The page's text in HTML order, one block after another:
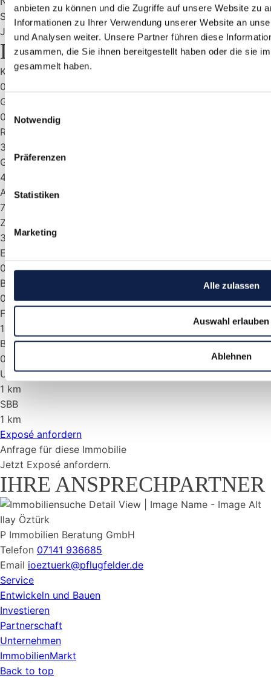
anbieten zu können und die Zugriffe auf unsere Website zu
Informationen zu Ihrer Verwendung unserer Website an
und Analysen weiter. Unsere Partner führen diese
zusammen, die Sie ihnen bereitgestellt haben oder die sie
gesammelt haben.
Einwilligungsauswahl
Notwendig
Präferenzen
Statistiken
Marketing
Alle zulassen
Auswahl erlauben
Ablehnen
Seniorengerecht
Ja
Lage
Kindergarten (km)
0,3 km
Grundschule (km)
0,5 km
Realschule (km)
3 km
Gymnasium (km)
4 km
Autobahn (km)
7 km
Zentrum (km)
3,5 km
Einkaufsmöglichkeiten (km)
0,5 km
Bus(km)
0,3 km
Flughafen (km)
16 km
Bahnhof (km)
0,8 km
U-Bahn (km)
1 km
SBB
1 km
Exposé anfordern
Anfrage für diese Immobilie
Jetzt Exposé anfordern.
IHRE ANSPRECHPARTNER
Ilay Öztürk
P Immobilien Beratung GmbH
Telefon 07141 936685
Email ioeztuerk@pflugfelder.de
Service
Entwickeln und Bauen
Investieren
Partnerschaft
Unternehmen
ImmobilienMarkt
Back to top